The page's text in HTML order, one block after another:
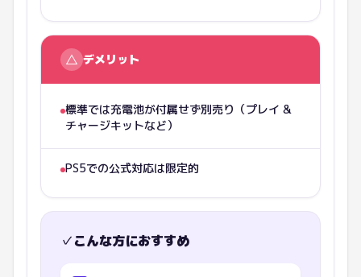
△ デメリット
標準では充電池が付属せず別売り（プレイ &
チャージキットなど）
PS5での公式対応は限定的
✓こんな方におすすめ